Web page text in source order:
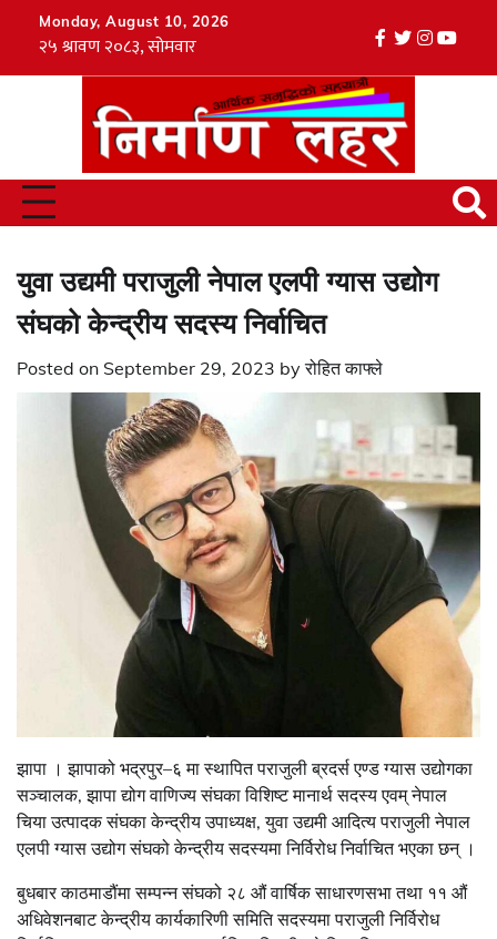
Monday, August 10, 2026
facebook
twitter
युवा उद्यमी पराजुली नेपाल एलपी ग्यास उद्योग
संघको केन्द्रीय सदस्य निर्वाचित
Posted on September 29, 2023 byरोहित काफ्ले
झापा । झापाको भद्रपुर–६ मा स्थापित पराजुली ब्रदर्स एण्ड ग्यास उद्योगका
सञ्चालक, झापा द्योग वाणिज्य संघका विशिष्ट मानार्थ सदस्य एवम् नेपाल
चिया उत्पादक संघका केन्द्रीय उपाध्यक्ष, युवा उद्यमी आदित्य पराजुली नेपाल
एलपी ग्यास उद्योग संघको केन्द्रीय सदस्यमा निर्विरोध निर्वाचित भएका छन् ।
बुधबार काठमाडौंमा सम्पन्न संघको २८ औं वार्षिक साधारणसभा तथा ११ औं
अधिवेशनबाट केन्द्रीय कार्यकारिणी समिति सदस्यमा पराजुली निर्विरोध